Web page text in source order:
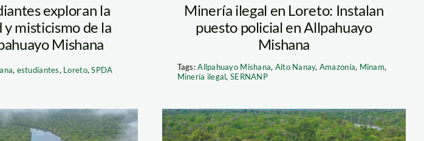
exploran la
misticismo de la
Mishana
, estudiantes, Loreto,SPDA
Minería ilegal en Loreto: Instalan
puesto policial en Allpahuayo
Mishana
Tags:Allpahuayo Mishana, Alto Nanay, Amazonía, Minam,
Minería ilegal, SERNANP